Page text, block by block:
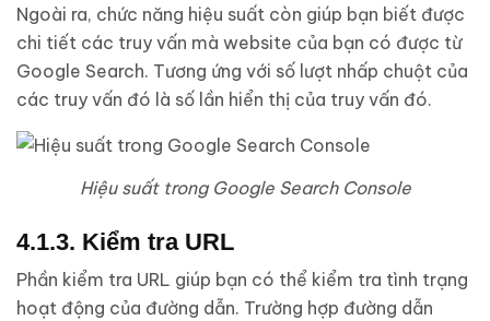
Ngoài ra, chức năng hiệu suất còn giúp bạn biết được
chi tiết các truy vấn mà website của bạn có được từ
Google Search. Tương ứng với số lượt nhấp chuột của
các truy vấn đó là số lần hiển thị của truy vấn đó.
Hiệu suất trong Google Search Console
4.1.3. Kiểm tra URL
Phần kiểm tra URL giúp bạn có thể kiểm tra tình trạng
hoạt động của đường dẫn. Trường hợp đường dẫn